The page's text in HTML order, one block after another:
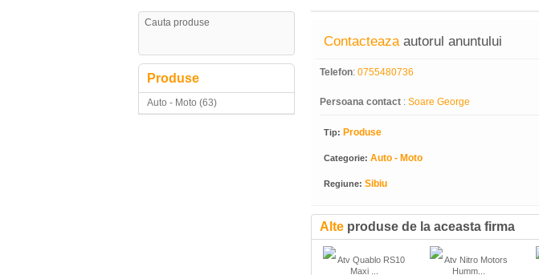
Produse
Auto - Moto (63)
Contacteazaautorul anuntului
Telefon: 0755480736
Persoana contact : Soare George
Tip: Produse
Categorie: Auto - Moto
Regiune: Sibiu
Alte produse de la aceasta firma
Atv Quablo RS10
Maxi ...
Atv Nitro Motors
Humm...